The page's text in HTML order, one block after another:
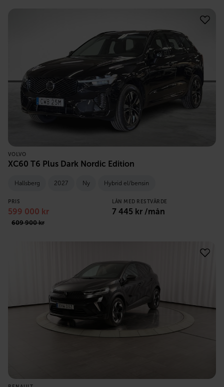
VOLVO
XC60 T6 Plus Dark Nordic Edition
Hallsberg 2027 Ny Hybrid el/bensin
PRIS
599 000 kr
609 900kr
LÅN MED RESTVÄRDE
7 445 kr /mån